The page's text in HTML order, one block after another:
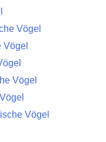
Vögel
Vögel
Vögel
Vögel